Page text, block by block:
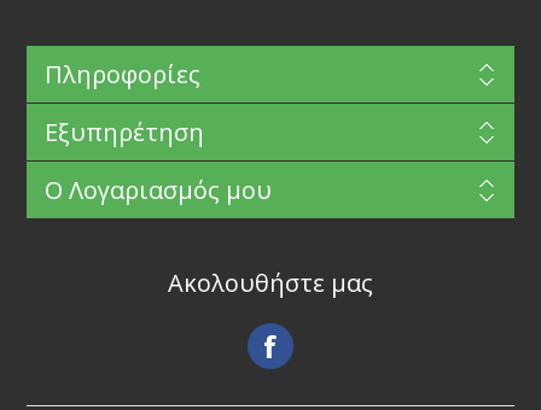
Πληροφορίες
Εξυπηρέτηση
Ο Λογαριασμός μου
Ακολουθήστε μας